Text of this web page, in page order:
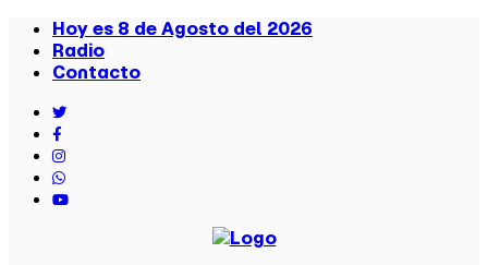
Hoy es 8 de Agosto del 2026
Radio
Contacto